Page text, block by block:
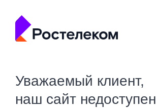
Уважаемый клиент,
наш сайт недоступен